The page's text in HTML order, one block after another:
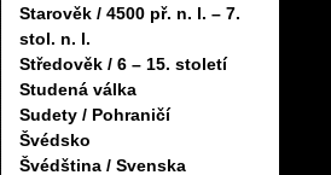
Starověk / 4500 př. n. l. – 7.
stol. n. l.
Středověk / 6 – 15. století
Studená válka
Sudety / Pohraničí
Švédsko
Švédština / Svenska